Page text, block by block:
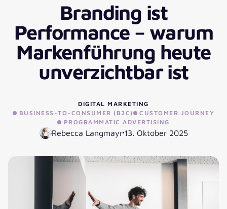
Branding ist
Performance – warum
Markenführung heute
unverzichtbar ist
DIGITAL MARKETING
BUSINESS-TO-CONSUMER (B2C)
CUSTOMER JOURNEY
PROGRAMMATIC ADVERTISING
Rebecca Langmayr13. Oktober 2025